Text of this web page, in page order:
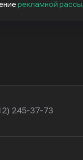
рекламной
245-37-73